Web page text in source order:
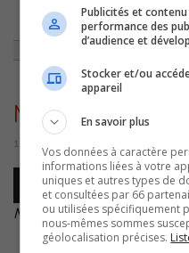
LA
POUR CONTRER LA VIOLENCE
INTERVENANT JEUNESSE»
MARC
11 novembre 2022 | Par Équipe
Lecteur
audio
00:00
MARC BELLEMARE –
Publicités et
performance des
d’audience et
Stocker et/ou
appareil
En savoir plus
Vos données à caractère
informations liées à votre
uniques et autres types de
et consultées par 66
ou utilisées spécifiquement
nous-mêmes sommes
géolocalisation précises.